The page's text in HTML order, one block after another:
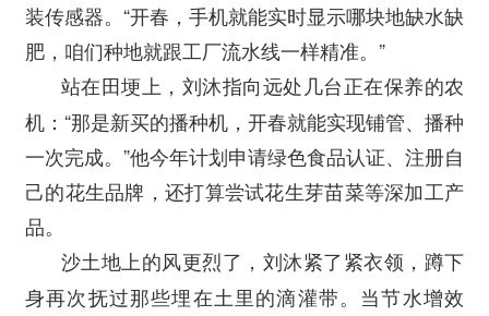
装传感器。“开春，手机就能实时显示哪块地缺水缺
肥，咱们种地就跟工厂流水线一样精准。”
站在田埂上，刘沐指向远处几台正在保养的农
机：“那是新买的播种机，开春就能实现铺管、播种
一次完成。”他今年计划申请绿色食品认证、注册自
己的花生品牌，还打算尝试花生芽苗菜等深加工产
品。
沙土地上的风更烈了，刘沐紧了紧衣领，蹲下
身再次抚过那些埋在土里的滴灌带。当节水增效